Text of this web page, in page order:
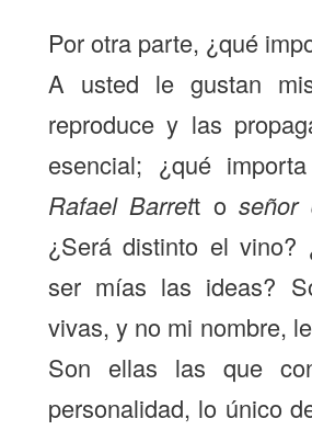
Por otra parte, ¿qué
A usted le gustan
reproduce y las
esencial; ¿qué
Rafael Barrett oseñor
¿Será distinto el vino?
ser mías las ideas?
vivas, y no mi nombre,
Son ellas las que
personalidad, lo único